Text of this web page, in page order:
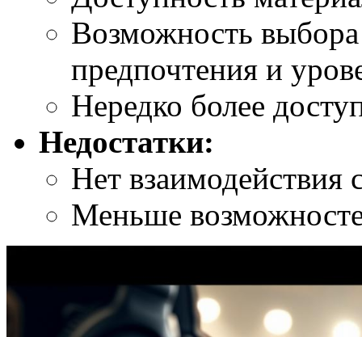
Возможность
предпочтения и
Нередко более
Недостатки:
Нет взаимодействия
Меньше